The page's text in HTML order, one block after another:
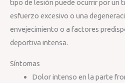
tipo de lesión puede ocurrir por un
esfuerzo excesivo o una
envejecimiento o a factores
deportiva intensa.
Síntomas
Dolor intenso en la parte